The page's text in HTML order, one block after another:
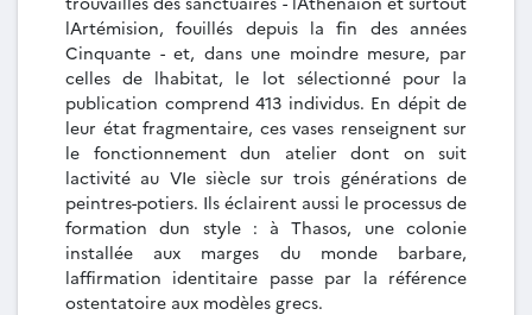
lArtémision, fouillés depuis la fin des années
Cinquante - et, dans une moindre mesure, par
celles de lhabitat, le lot sélectionné pour la
publication comprend 413 individus. En dépit de
leur état fragmentaire, ces vases renseignent sur
le fonctionnement dun atelier dont on suit
lactivité au VIe siècle sur trois générations de
peintres-potiers. Ils éclairent aussi le processus de
formation dun style : à Thasos, une colonie
installée aux marges du monde barbare,
laffirmation identitaire passe par la référence
ostentatoire aux modèles grecs.